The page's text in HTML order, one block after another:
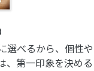
選べるから、個性や
、第一印象を決める